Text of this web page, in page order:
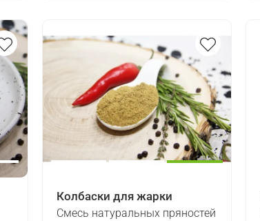
Колбаски для жарки
Смесь натуральных пряностей